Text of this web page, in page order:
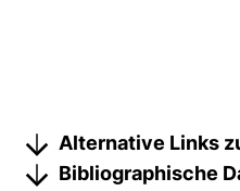
Alternative Links
Bibliographische